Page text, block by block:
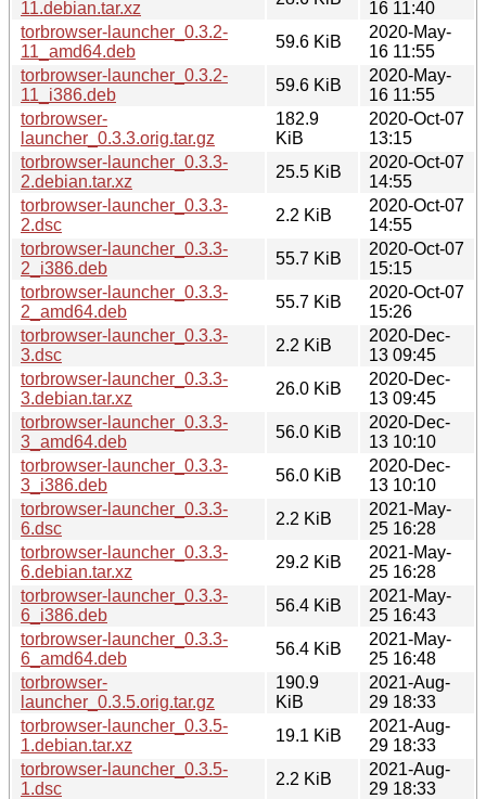
11.debian.tar.xz
16 11:40
torbrowser-launcher_0.3.2-
11_amd64.deb
59.6 KiB
2020-May-
16 11:55
torbrowser-launcher_0.3.2-
11_i386.deb
59.6 KiB
2020-May-
16 11:55
torbrowser-
launcher_0.3.3.orig.tar.gz
182.9
KiB
2020-Oct-07
13:15
torbrowser-launcher_0.3.3-
2.debian.tar.xz
25.5 KiB
2020-Oct-07
14:55
torbrowser-launcher_0.3.3-
2.dsc
2.2 KiB
2020-Oct-07
14:55
torbrowser-launcher_0.3.3-
2_i386.deb
55.7 KiB
2020-Oct-07
15:15
torbrowser-launcher_0.3.3-
2_amd64.deb
55.7 KiB
2020-Oct-07
15:26
torbrowser-launcher_0.3.3-
3.dsc
2.2 KiB
2020-Dec-
13 09:45
torbrowser-launcher_0.3.3-
3.debian.tar.xz
26.0 KiB
2020-Dec-
13 09:45
torbrowser-launcher_0.3.3-
3_amd64.deb
56.0 KiB
2020-Dec-
13 10:10
torbrowser-launcher_0.3.3-
3_i386.deb
56.0 KiB
2020-Dec-
13 10:10
torbrowser-launcher_0.3.3-
6.dsc
2.2 KiB
2021-May-
25 16:28
torbrowser-launcher_0.3.3-
6.debian.tar.xz
29.2 KiB
2021-May-
25 16:28
torbrowser-launcher_0.3.3-
6_i386.deb
56.4 KiB
2021-May-
25 16:43
torbrowser-launcher_0.3.3-
6_amd64.deb
56.4 KiB
2021-May-
25 16:48
torbrowser-
launcher_0.3.5.orig.tar.gz
190.9
KiB
2021-Aug-
29 18:33
torbrowser-launcher_0.3.5-
1.debian.tar.xz
19.1 KiB
2021-Aug-
29 18:33
torbrowser-launcher_0.3.5-
1.dsc
2.2 KiB
2021-Aug-
29 18:33